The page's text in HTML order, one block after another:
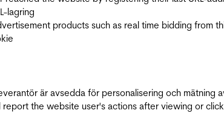
lagring
products such as real time bidding from
är avsedda för personalisering och mätning
the website user's actions after viewing or